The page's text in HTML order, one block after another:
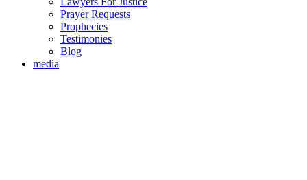
Prayer Requests
Prophecies
Testimonies
Blog
media